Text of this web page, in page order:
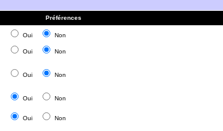
Préférences
Oui Non
Oui
Non
Oui Non
Oui
Non
Oui Non